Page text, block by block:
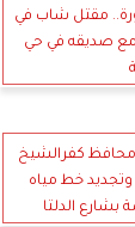
مقتل شاب في
مع صديقه في حي
محافظ كفرالشيخ
وتجديد خط مياه